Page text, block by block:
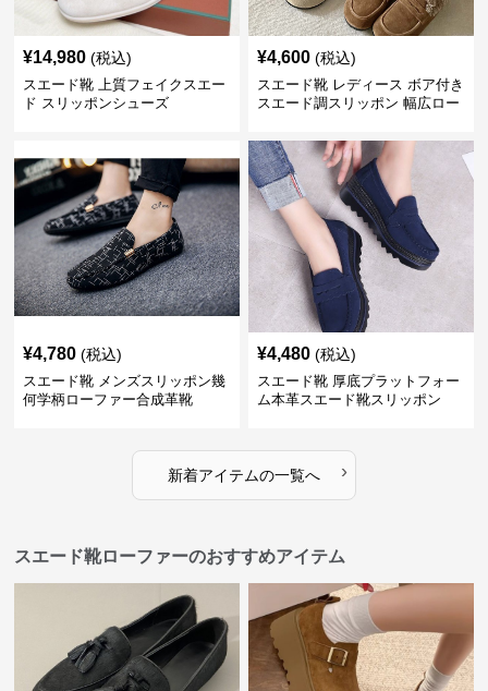
¥14,980 (税込)
スエード靴 上質フェイクスエー
ド スリッポンシューズ
¥4,600 (税込)
スエード靴 レディース ボア付き
スエード調スリッポン 幅広ロー
¥4,780 (税込)
スエード靴 メンズスリッポン幾
何学柄ローファー合成革靴
¥4,480 (税込)
スエード靴 厚底プラットフォー
ム本革スエード靴スリッポン
新着アイテムの一覧へ ›
スエード靴ローファーのおすすめアイテム